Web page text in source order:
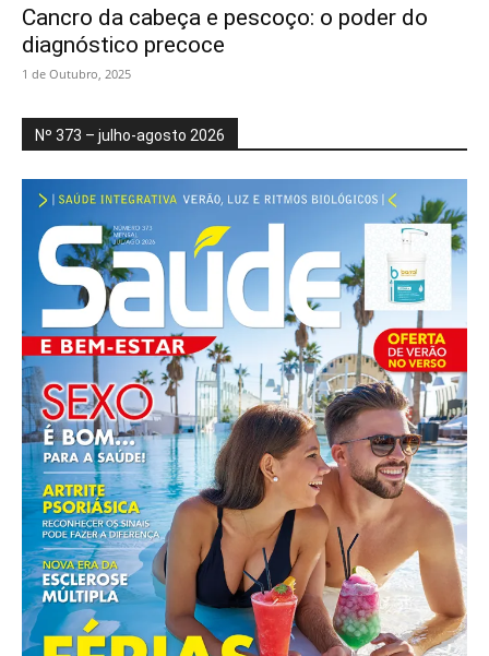
Cancro da cabeça e pescoço: o poder do
diagnóstico precoce
1 de Outubro, 2025
Nº 373 – julho-agosto 2026